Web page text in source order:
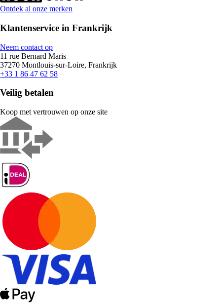
Ontdek al onze merken
Klantenservice in Frankrijk
Neem contact op
11 rue Bernard Maris
37270 Montlouis-sur-Loire, Frankrijk
+33 1 86 47 62 58
Veilig betalen
Koop met vertrouwen op onze site